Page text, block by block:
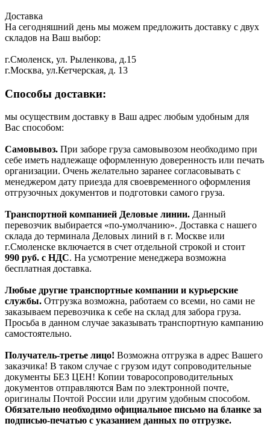
Доставка
На сегодняшний день мы можем предложить доставку с двух
складов на Ваш выбор:
г.Смоленск, ул. Рыленкова, д.15
г.Москва, ул.Кетчерская, д. 13
Способы доставки:
мы осуществим доставку в Ваш адрес любым удобным для
Вас способом:
Самовывоз. При заборе груза самовывозом необходимо при
себе иметь надлежаще оформленную доверенность или печать
организации. Очень желательно заранее согласовывать с
менеджером дату приезда для своевременного оформления
отгрузочных документов и подготовки самого груза.
Транспортной компанией Деловые линии. Данный
перевозчик выбирается «по-умолчанию». Доставка с нашего
склада до терминала Деловых линий в г. Москве или
г.Смоленске включается в счет отдельной строкой и стоит
990 руб. с НДС. На усмотрение менеджера возможна
бесплатная доставка.
Любые другие транспортные компании и курьерские
службы. Отгрузка возможна, работаем со всеми, но сами не
заказываем перевозчика к себе на склад для забора груза.
Просьба в данном случае заказывать транспортную кампанию
самостоятельно.
Получатель-третье лицо! Возможна отгрузка в адрес Вашего
заказчика! В таком случае с грузом идут сопроводительные
документы БЕЗ ЦЕН! Копии товаросопроводительных
документов отправляются Вам по электронной почте,
оригиналы Почтой России или другим удобным способом.
Обязательно необходимо официальное письмо на бланке за
подписью-печатью с указанием данных по отгрузке.